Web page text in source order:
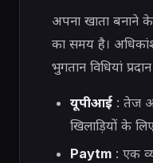
अपना खाता बनाने
का समय है। अधिकांश
भुगतान विधियां
यूपीआई: तेज
खिलाड़ियों के
Paytm: एक